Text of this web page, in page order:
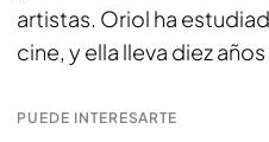
artistas. Oriol ha
cine, y ella lleva diez
PUEDE INTERESARTE